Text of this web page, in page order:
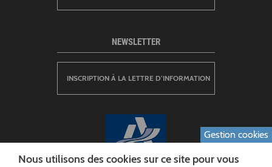
NEWSLETTER
INSCRIPTION À LA LETTRE D’INFORMATION
Gestion cookies
Nous utilisons des cookies sur ce site pour vous